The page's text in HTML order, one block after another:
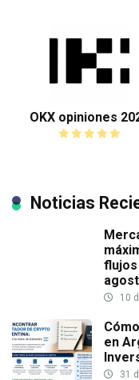
OKX opiniones
Noticias
10
en
31